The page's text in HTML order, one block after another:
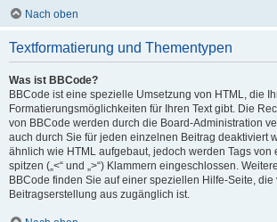
Nach oben
Textformatierung und Thementypen
Was ist BBCode?
BBCode ist eine spezielle Umsetzung von HTML, die
Formatierungsmöglichkeiten für Ihren Text gibt. Die
von BBCode werden durch die Board-Administration
auch durch Sie für jeden einzelnen Beitrag deaktiviert
ähnlich wie HTML aufgebaut, jedoch werden Tags von
spitzen („<“ und „>“) Klammern eingeschlossen.
BBCode finden Sie auf einer speziellen Hilfe-Seite, die
Beitragserstellung aus zugänglich ist.